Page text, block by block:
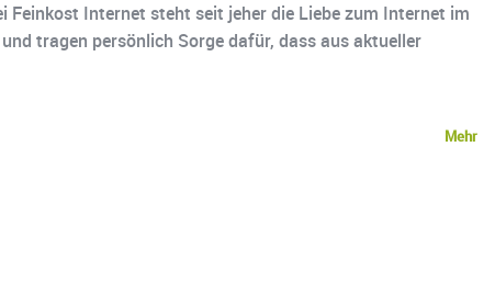
Internet steht seit jeher die Liebe zum Internet im
tragen persönlich Sorge dafür, dass aus aktueller
Mehr